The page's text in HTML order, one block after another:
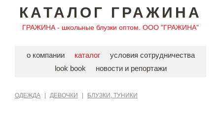
КАТАЛОГ ГРАЖИНА
ГРАЖИНА - школьные блузки оптом. ООО "ГРАЖИНА"
о компании каталог
условия сотрудничества
look book
новости и репортажи
ОДЕЖДА ДЕВОЧКИ БЛУЗКИ, ТУНИКИ